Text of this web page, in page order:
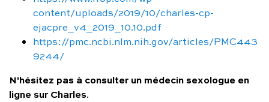
content/uploads/2019/10/charles-cp-
ejacpre_v4_2019_10.10.pdf
https://pmc.ncbi.nlm.nih.gov/articles/PMC443
9244/
N'hésitez pas à consulter un médecin sexologue en
ligne sur Charles.